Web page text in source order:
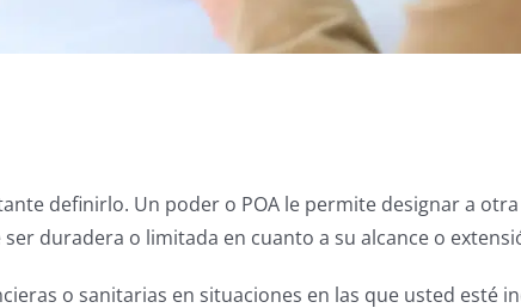
definirlo. Un poder o POA le permite designar a
duradera o limitada en cuanto a su alcance o
o sanitarias en situaciones en las que usted esté